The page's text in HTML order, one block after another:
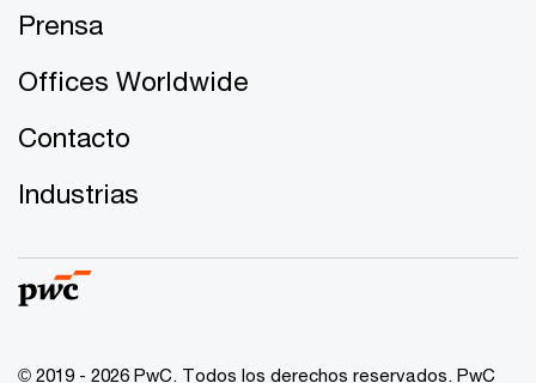
Prensa
Offices Worldwide
Contacto
Industrias
© 2019 - 2026 PwC. Todos los derechos reservados. PwC